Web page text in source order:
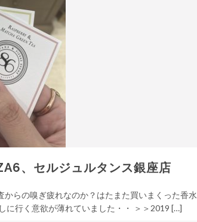
、セルジュルタンス銀座店
らの嗅ぎ疲れなのか？はたまた買いまくった香水
に行く意欲が薄れていました・・ ＞＞2019 […]